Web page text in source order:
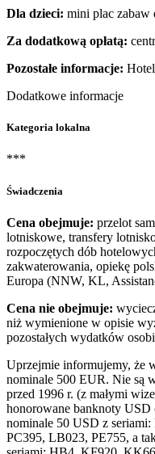
Dla dzieci: mini plac zabaw
Za dodatkową opłatą:
Pozostałe informacje:
Dodatkowe informacje
Kategoria lokalna
***
Świadczenia
Cena obejmuje: przelot
lotniskowe, transfery
rozpoczętych dób
zakwaterowania, opiekę
Europa (NNW, KL,
Cena nie obejmuje:
niż wymienione w opisie
pozostałych wydatków
Uprzejmie informujemy, że
nominale 500 EUR. Nie są
przed 1996 r. (z małymi
honorowane banknoty
nominale 50 USD z
PC395, LB023, PE755, a